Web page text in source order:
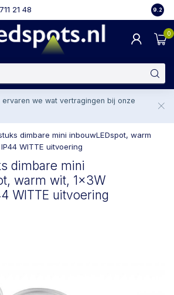
21 48 29.2
0
we wat vertragingen bij onze
dimbare mini inbouwLEDspot, warm
WITTE uitvoering
dimbare mini
warm wit, 1x3W
WITTE uitvoering